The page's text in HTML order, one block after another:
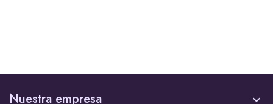
Nuestra empresa 